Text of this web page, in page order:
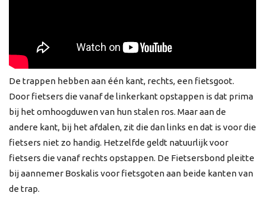
De trappen hebben aan één kant, rechts, een fietsgoot.
Door fietsers die vanaf de linkerkant opstappen is dat prima
bij het omhoogduwen van hun stalen ros. Maar aan de
andere kant, bij het afdalen, zit die dan links en dat is voor die
fietsers niet zo handig. Hetzelfde geldt natuurlijk voor
fietsers die vanaf rechts opstappen. De Fietsersbond pleitte
bij aannemer Boskalis voor fietsgoten aan beide kanten van
de trap.